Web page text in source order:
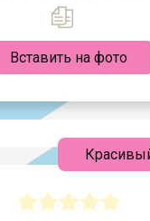
Вставить на фото